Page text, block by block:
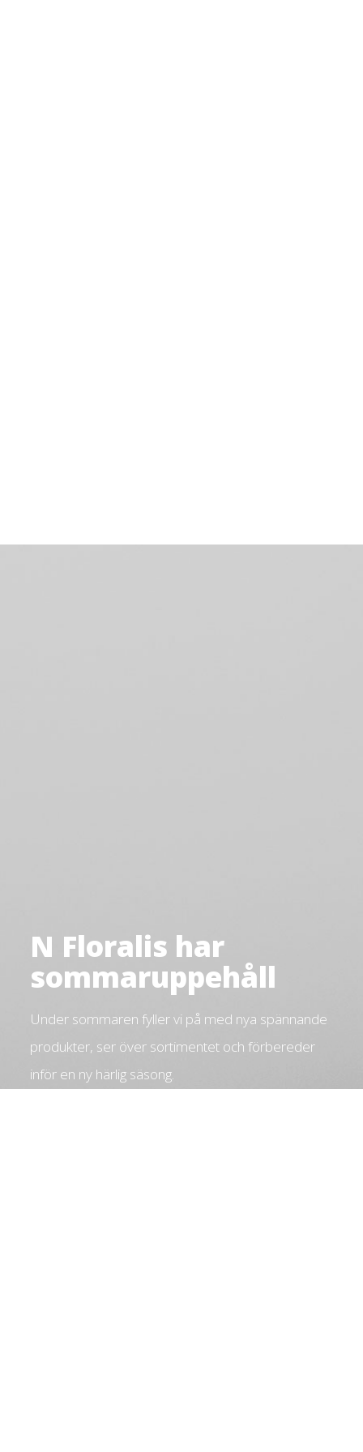
N Floralis har
sommaruppehåll
Under sommaren fyller vi på med nya spännande
produkter, ser över sortimentet och förbereder
inför en ny härlig säsong.